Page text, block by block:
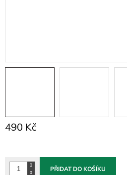
490 Kč
PŘIDAT DO KOŠÍKU